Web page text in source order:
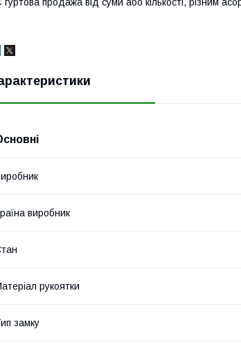
виробник
рукоятки
замку